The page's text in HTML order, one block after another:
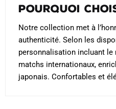
Pourquoi
Notre collection met à
authenticité. Selon les
personnalisation incluant
matchs internationaux,
japonais. Confortables et